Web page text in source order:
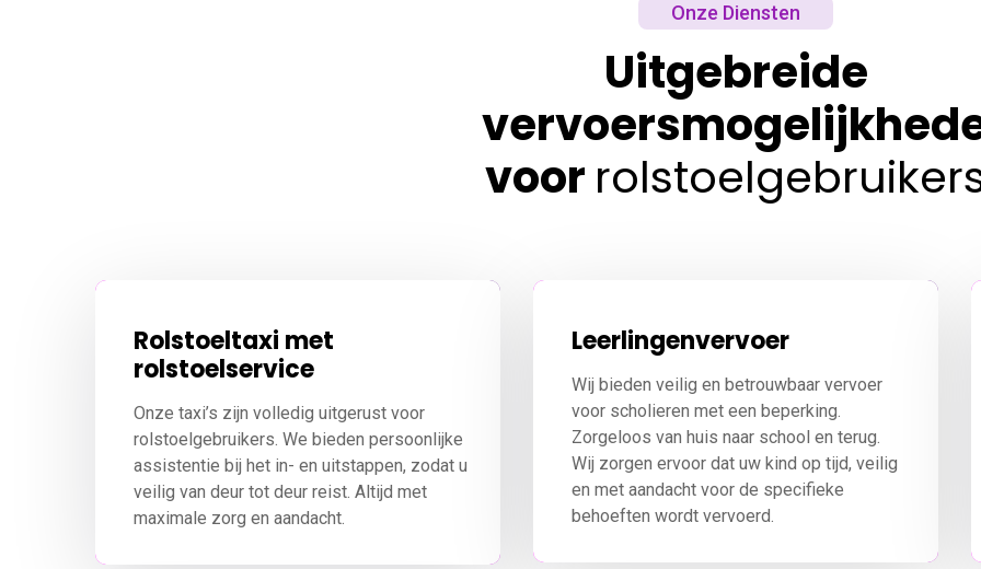
Onze Diensten
Uitgebreide
voor
Rolstoeltaxi met
rolstoelservice
Onze taxi’s zijn volledig uitgerust voor
rolstoelgebruikers. We bieden persoonlijke
assistentie bij het in- en uitstappen, zodat u
veilig van deur tot deur reist. Altijd met
maximale zorg en aandacht.
Leerlingenvervoer
Wij bieden veilig en betrouwbaar vervoer
voor scholieren met een beperking.
Zorgeloos van huis naar school en terug.
Wij zorgen ervoor dat uw kind op tijd, veilig
en met aandacht voor de specifieke
behoeften wordt vervoerd.